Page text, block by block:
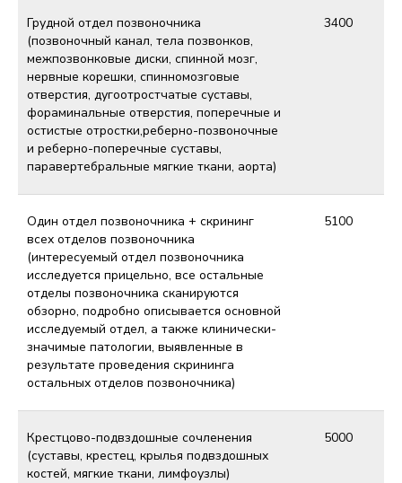
Грудной отдел позвоночника
(позвоночный канал, тела позвонков,
межпозвонковые диски, спинной мозг,
нервные корешки, спинномозговые
отверстия, дугоотростчатые суставы,
фораминальные отверстия, поперечные и
остистые отростки,реберно-позвоночные
и реберно-поперечные суставы,
паравертебральные мягкие ткани, аорта)
3400
Один отдел позвоночника + скрининг
всех отделов позвоночника
(интересуемый отдел позвоночника
исследуется прицельно, все остальные
отделы позвоночника сканируются
обзорно, подробно описывается основной
исследуемый отдел, а также клинически-
значимые патологии, выявленные в
результате проведения скрининга
остальных отделов позвоночника)
5100
Крестцово-подвздошные сочленения
(суставы, крестец, крылья подвздошных
костей, мягкие ткани, лимфоузлы)
5000